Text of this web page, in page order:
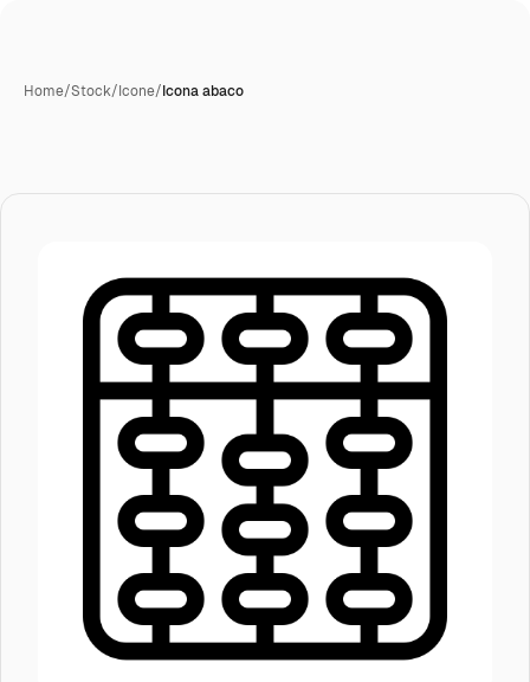
Home/Stock/Icone/Icona abaco